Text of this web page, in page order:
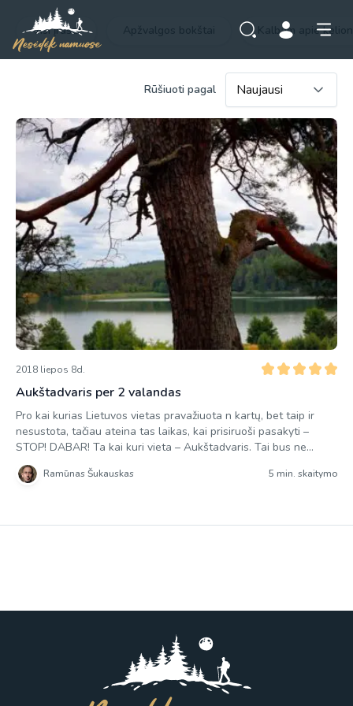
Visi įrašai Kalbam apie
Rūšiuoti pagal
2018 liepos 8d.
Aukštadvaris per 2 valandas
Pro kai kurias Lietuvos vietas pravažiuota n kartų, bet taip ir
nesustota, tačiau ateina tas laikas, kai prisiruoši pasakyti –
STOP! DABAR! Ta kai kuri vieta – Aukštadvaris. Tai bus ne
pirmas pasivaikščiojimas miestelio vardu pavadintame
regioniniame parke. Kiek anksčiau įveiktas Protėvių takas,
Ramūnas Šukauskas 5 min. skaitymo